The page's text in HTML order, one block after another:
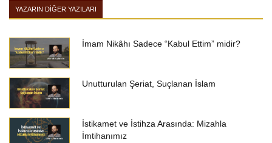
YAZARIN DIĞER YAZILARI
İmam Nikâhı Sadece “Kabul Ettim” midir?
Unutturulan Şeriat, Suçlanan İslam
İstikamet ve İstihza Arasında: Mizahla
İmtihanımız